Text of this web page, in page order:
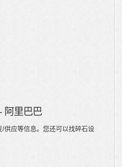
阿里巴巴
供应等信息。您还可以找碎石设